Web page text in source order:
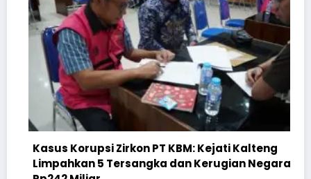
Zirkon PT KBM: Kejati Kalteng
Tersangka dan Kerugian Negara
Cegah Bullying,